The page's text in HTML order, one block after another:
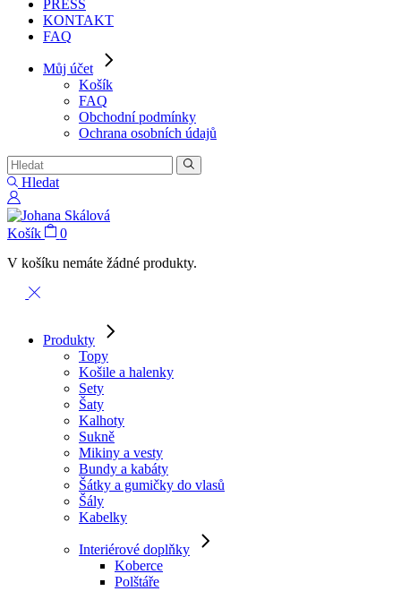
PRESS
KONTAKT
FAQ
Můj účet
Košík
FAQ
Obchodní podmínky
Ochrana osobních údajů
Hledat
Košík
0
V košíku nemáte žádné produkty.
Produkty
Topy
Košile a halenky
Sety
Šaty
Kalhoty
Sukně
Mikiny a vesty
Bundy a kabáty
Šátky a gumičky do vlasů
Šály
Kabelky
Interiérové doplňky
Koberce
Polštáře